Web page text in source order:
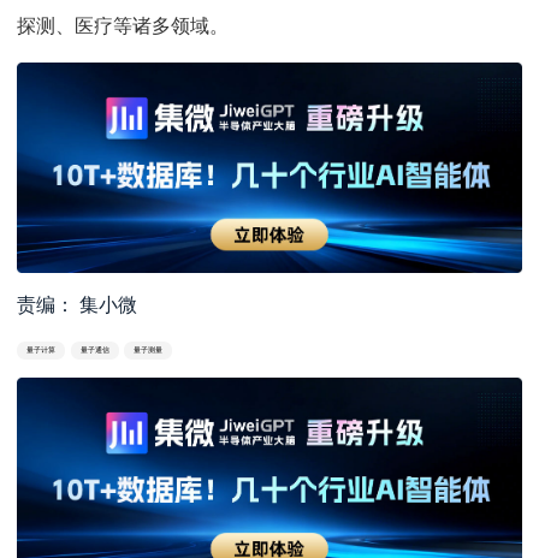
探测、医疗等诸多领域。
责编： 集小微
量子计算 量子通信 量子测量